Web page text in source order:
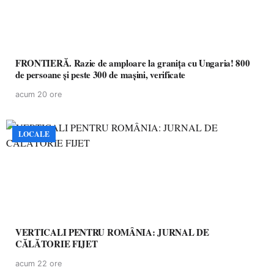
FRONTIERĂ. Razie de amploare la granița cu Ungaria! 800
de persoane și peste 300 de mașini, verificate
acum 20 ore
LOCALE
VERTICALI PENTRU ROMÂNIA: JURNAL DE
CĂLĂTORIE FIJET
acum 22 ore